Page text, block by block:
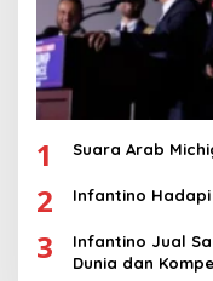
1 Suara Arab
2 Infantino Hadapi
3
Infantino Jual
Dunia dan